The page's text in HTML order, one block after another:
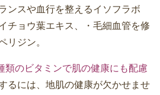
ンスや血行を整えるイソフラボ
チョウ葉エキス、・毛細血管を修
リジン。
類のビタミンで肌の健康にも配慮
るには、地肌の健康が欠かせませ